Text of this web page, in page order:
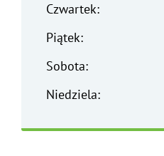
Czwartek:
Piątek:
Sobota:
Niedziela: